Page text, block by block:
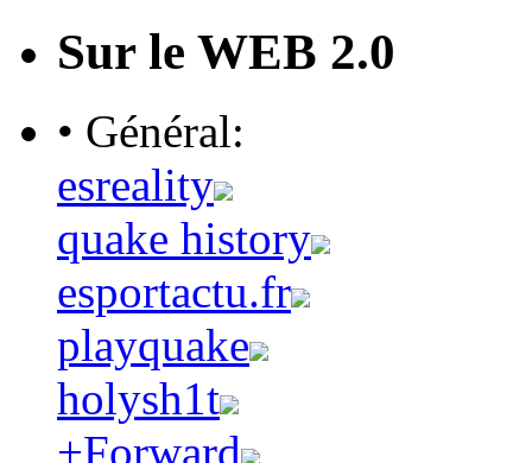
Sur le WEB 2.0
• Général:
esreality
quake history
esportactu.fr
playquake
holysh1t
+Forward